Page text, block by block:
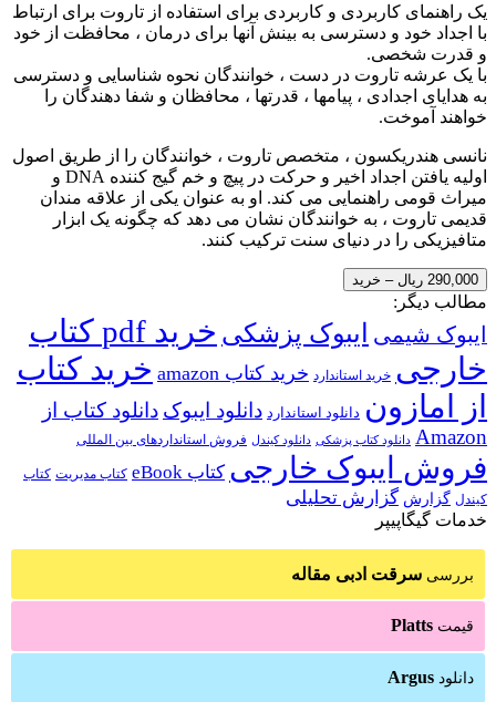
یک راهنمای کاربردی و کاربردی برای استفاده از تاروت برای ارتباط
با اجداد خود و دسترسی به بینش آنها برای درمان ، محافظت از خود
و قدرت شخصی.
با یک عرشه تاروت در دست ، خوانندگان نحوه شناسایی و دسترسی
به هدایای اجدادی ، پیامها ، قدرتها ، محافظان و شفا دهندگان را
خواهند آموخت.
نانسی هندریکسون ، متخصص تاروت ، خوانندگان را از طریق اصول
اولیه یافتن اجداد اخیر و حرکت در پیچ و خم گیج کننده DNA و
میراث قومی راهنمایی می کند. او به عنوان یکی از علاقه مندان
قدیمی تاروت ، به خوانندگان نشان می دهد که چگونه یک ابزار
متافیزیکی را در دنیای سنت ترکیب کنند.
290,000 ریال – خرید
مطالب دیگر:
ایبوک شیمی ایبوک پزشکی
خرید pdf کتاب
خارجی خرید استاندارد خرید کتاب amazon
خرید کتاب
از امازون دانلود استاندارد دانلود ایبوک دانلود کتاب از
Amazon دانلود کتاب پزشکی دانلود کیندل فروش استانداردهای بین المللی
فروش ایبوک خارجی کتاب eBook کتاب مدیریت کتاب
کیندل گزارش گزارش تحلیلی
خدمات گیگاپیپر
بررسی سرقت ادبی مقاله
قیمت Platts
دانلود Argus